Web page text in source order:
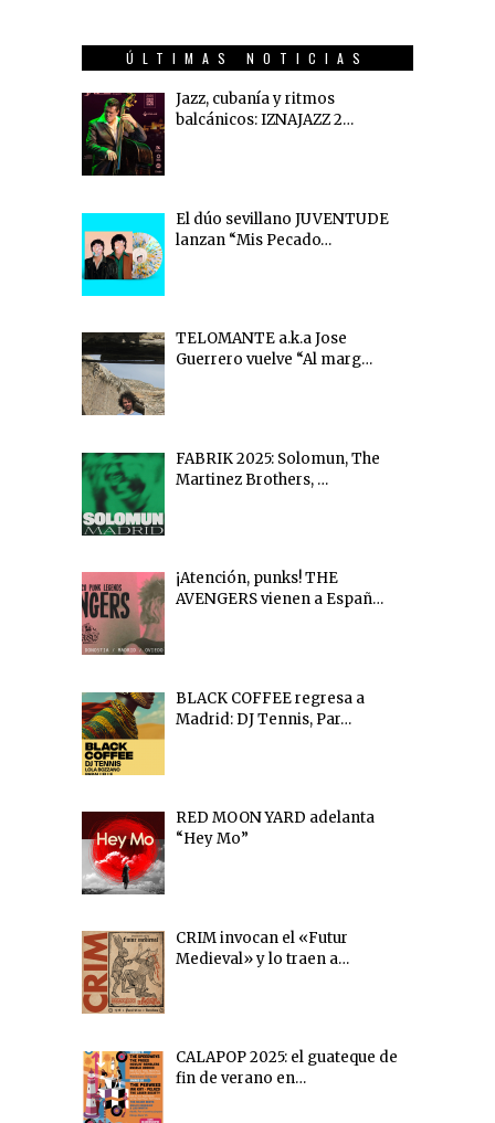
ÚLTIMAS NOTICIAS
Jazz, cubanía y ritmos
balcánicos: IZNAJAZZ 2…
El dúo sevillano JUVENTUDE
lanzan “Mis Pecado…
TELOMANTE a.k.a Jose
Guerrero vuelve “Al marg…
FABRIK 2025: Solomun, The
Martinez Brothers, …
¡Atención, punks! THE
AVENGERS vienen a Españ…
BLACK COFFEE regresa a
Madrid: DJ Tennis, Par…
RED MOON YARD adelanta
“Hey Mo”
CRIM invocan el «Futur
Medieval» y lo traen a…
CALAPOP 2025: el guateque de
fin de verano en…